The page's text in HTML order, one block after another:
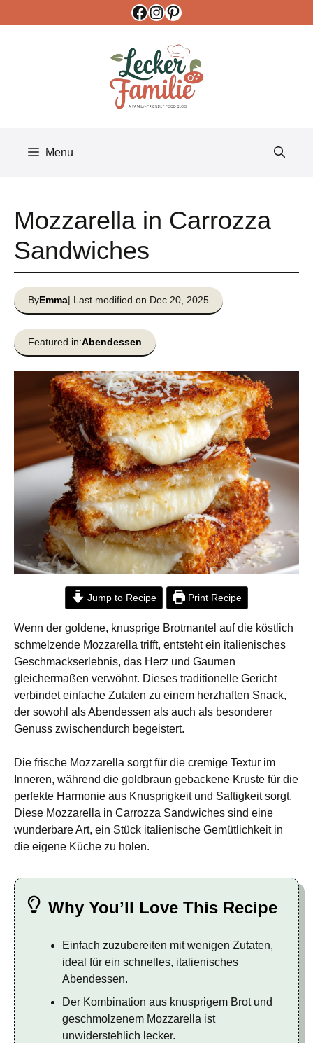
Facebook
Instagram
Pinterest
Menu
Mozzarella in Carrozza
Sandwiches
ByEmma| Last modified on Dec 20, 2025
Featured in:Abendessen
Jump to Recipe Print Recipe
Wenn der goldene, knusprige Brotmantel auf die köstlich
schmelzende Mozzarella trifft, entsteht ein italienisches
Geschmackserlebnis, das Herz und Gaumen
gleichermaßen verwöhnt. Dieses traditionelle Gericht
verbindet einfache Zutaten zu einem herzhaften Snack,
der sowohl als Abendessen als auch als besonderer
Genuss zwischendurch begeistert.
Die frische Mozzarella sorgt für die cremige Textur im
Inneren, während die goldbraun gebackene Kruste für die
perfekte Harmonie aus Knusprigkeit und Saftigkeit sorgt.
Diese Mozzarella in Carrozza Sandwiches sind eine
wunderbare Art, ein Stück italienische Gemütlichkeit in
die eigene Küche zu holen.
Why You’ll Love This Recipe
Einfach zuzubereiten mit wenigen Zutaten,
ideal für ein schnelles, italienisches
Abendessen.
Der Kombination aus knusprigem Brot und
geschmolzenem Mozzarella ist
unwiderstehlich lecker.